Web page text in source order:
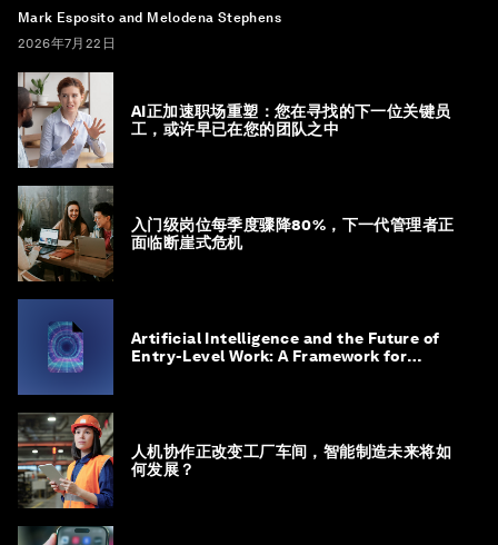
Mark Esposito and Melodena Stephens
2026年7月22日
AI正加速职场重塑：您在寻找的下一位关键员
工，或许早已在您的团队之中
入门级岗位每季度骤降80%，下一代管理者正
面临断崖式危机
Artificial Intelligence and the Future of
Entry-Level Work: A Framework for
人机协作正改变工厂车间，智能制造未来将如
何发展？